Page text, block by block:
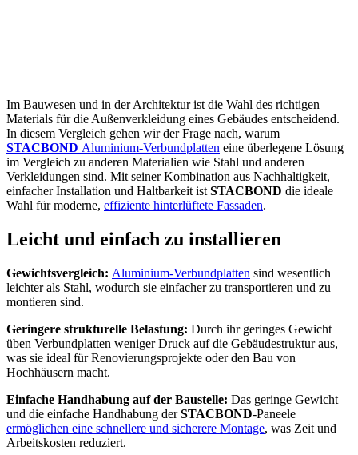
Im Bauwesen und in der Architektur ist die Wahl des richtigen
Materials für die Außenverkleidung eines Gebäudes entscheidend.
In diesem Vergleich gehen wir der Frage nach, warum
STACBOND Aluminium-Verbundplatten eine überlegene Lösung
im Vergleich zu anderen Materialien wie Stahl und anderen
Verkleidungen sind. Mit seiner Kombination aus Nachhaltigkeit,
einfacher Installation und Haltbarkeit ist STACBOND die ideale
Wahl für moderne, effiziente hinterlüftete Fassaden.
Leicht und einfach zu installieren
Gewichtsvergleich: Aluminium-Verbundplatten sind wesentlich
leichter als Stahl, wodurch sie einfacher zu transportieren und zu
montieren sind.
Geringere strukturelle Belastung: Durch ihr geringes Gewicht
üben Verbundplatten weniger Druck auf die Gebäudestruktur aus,
was sie ideal für Renovierungsprojekte oder den Bau von
Hochhäusern macht.
Einfache Handhabung auf der Baustelle: Das geringe Gewicht
und die einfache Handhabung derSTACBOND-Paneele
ermöglichen eine schnellere und sicherere Montage, was Zeit und
Arbeitskosten reduziert.